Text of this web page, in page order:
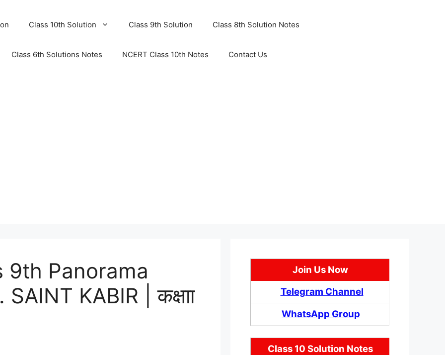
Class 10th Solution Class 9th Solution Class 8th Solution Notes
Class 6th Solutions Notes NCERT Class 10th Notes Contact Us
9th Panorama
KABIR | कक्षाा
Join Us Now
Telegram Channel
WhatsApp Group
Class 10 Solution Notes